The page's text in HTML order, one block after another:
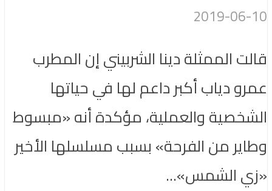
2019-06-10
قالت الممثلة دينا الشربيني إن المطرب
عمرو دياب أكبر داعم لها في حياتها
الشخصية والعملية، مؤكدة أنه «مبسوط
وطاير من الفرحة» بسبب مسلسلها الأخير
«زي الشمس»...